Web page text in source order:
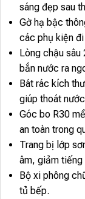
sáng đẹp sau
Gờ hạ bậc
các phụ kiện
Lòng chậu
bắn nước ra
Bát rác kích
giúp thoát
Góc bo R30
an toàn trong
Trang bị lớp
âm, giảm tiếng
Bộ xi phông
tủ bếp.